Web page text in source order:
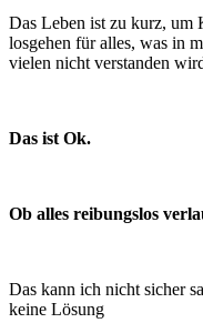
Das Leben ist zu kurz, um
losgehen für alles, was in
vielen nicht verstanden
Das ist Ok.
Ob alles reibungslos
Das kann ich nicht sicher
keine Lösung